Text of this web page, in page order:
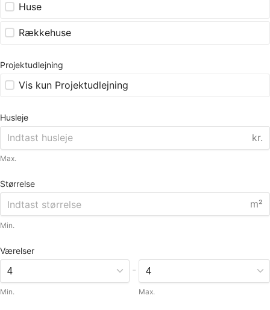
Huse
Rækkehuse
Projektudlejning
Vis kun Projektudlejning
Husleje
kr.
Max.
Størrelse
m²
Min.
Værelser
Min.
-
Max.